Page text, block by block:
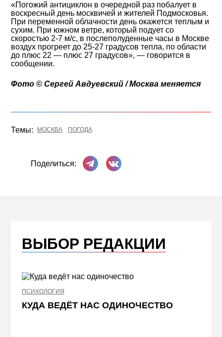
«Погожий антициклон в очередной раз побалует в
воскресный день москвичей и жителей Подмосковья.
При переменной облачности день окажется теплым и
сухим. При южном ветре, который подует со
скоростью 2-7 м/с, в послеполуденные часы в Москве
воздух прогреет до 25-27 градусов тепла, по области
до плюс 22 — плюс 27 градусов», — говорится в
сообщении.
Фото © Сергей Авдуевский / Москва меняется
Темы: МОСКВА ПОГОДА
Поделиться:
Поделиться в Телеграме
Поделиться ВКонтакте
ВЫБОР РЕДАКЦИИ
ПСИХОЛОГИЯ
КУДА ВЕДЁТ НАС ОДИНОЧЕСТВО